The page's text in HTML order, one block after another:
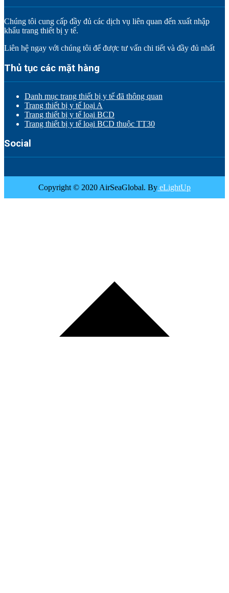
Chúng tôi cung cấp đầy đủ các dịch vụ liên quan đến xuất nhập
khẩu trang thiết bị y tế.
Liên hệ ngay với chúng tôi để được tư vấn chi tiết và đầy đủ nhất
Thủ tục các mặt hàng
Danh mục trang thiết bị y tế đã thông quan
Trang thiết bị y tế loại A
Trang thiết bị y tế loại BCD
Trang thiết bị y tế loại BCD thuộc TT30
Social
Copyright © 2020 AirSeaGlobal. By eLightUp